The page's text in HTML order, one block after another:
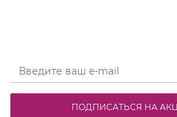
ПОДПИСАТЬСЯ НА